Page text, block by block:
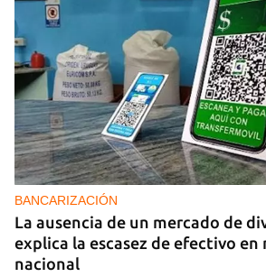
BANCARIZACIÓN
La ausencia de un mercado de
explica la escasez de efectivo en
nacional